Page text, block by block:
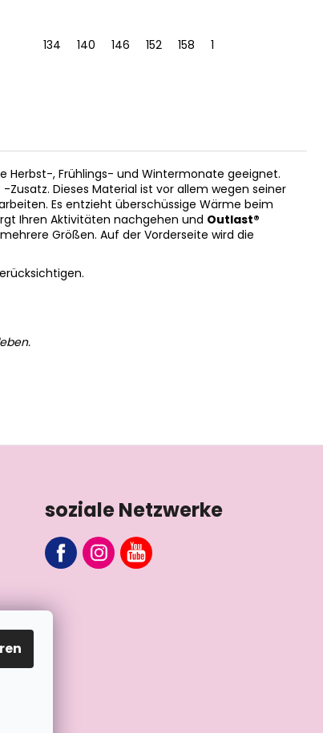
134 140 146 152 158 164
Herbst-, Frühlings- und Wintermonate geeignet.
-Zusatz. Dieses Material ist vor allem wegen seiner
Es entzieht überschüssige Wärme beim
Ihren Aktivitäten nachgehen und Outlast®
Größen. Auf der Vorderseite wird die
soziale Netzwerke